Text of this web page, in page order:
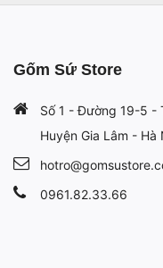
Gốm Sứ Store
Số 1 - Đường 19-5 -
Huyện Gia Lâm - Hà
0961.82.33.66